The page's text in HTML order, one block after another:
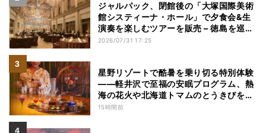
ジャルパック、閉館後の「大塚国際美術
館システィーナ・ホール」で夕食会&生
演奏を楽しむツアーを販売 – 徳島を巡る
5つのコース
2026/07/31 17:25
星野リゾートで酷暑を乗り切る特別体験
——軽井沢で至福の安眠プログラム、熱
海の花火や北海道トマムのとうきびを主
役にしたアフタヌーンティー
15時間前